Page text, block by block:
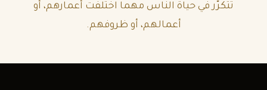
تتكرّر في حياة الناس مهما اختلفت أعمارهم، أو
أعمالهم، أو ظروفهم.